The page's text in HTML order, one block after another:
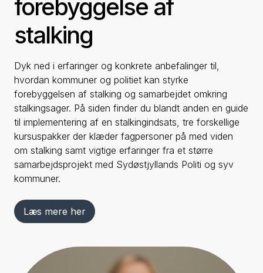
forebyggelse af
stalking
Dyk ned i erfaringer og konkrete anbefalinger til,
hvordan kommuner og politiet kan styrke
forebyggelsen af stalking og samarbejdet omkring
stalkingsager. På siden finder du blandt anden en guide
til implementering af en stalkingindsats, tre forskellige
kursuspakker der klæder fagpersoner på med viden
om stalking samt vigtige erfaringer fra et større
samarbejdsprojekt med Sydøstjyllands Politi og syv
kommuner.
Læs mere her